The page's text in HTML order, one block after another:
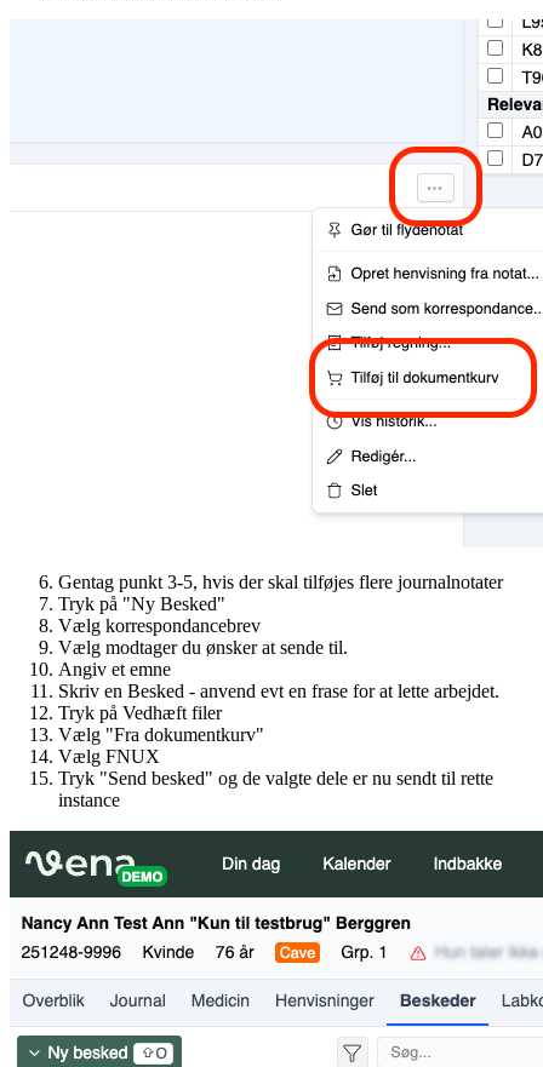
Gentag punkt 3-5, hvis der skal tilføjes flere journalnotater
Tryk på "Ny Besked"
Vælg korrespondancebrev
Vælg modtager du ønsker at sende til.
Angiv et emne
Skriv en Besked - anvend evt en frase for at lette arbejdet.
Tryk på Vedhæft filer
Vælg "Fra dokumentkurv"
Vælg FNUX
Tryk "Send besked" og de valgte dele er nu sendt til rette
instance